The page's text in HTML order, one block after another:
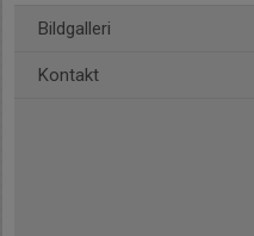
Bildgalleri
Kontakt